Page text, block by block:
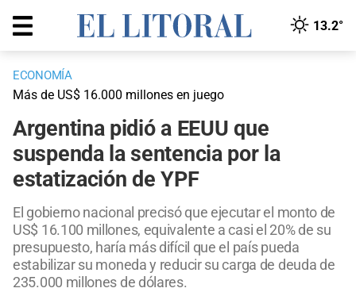
13.2°
ECONOMÍA
Más de US$ 16.000 millones en juego
Argentina pidió a EEUU que
suspenda la sentencia por la
estatización de YPF
El gobierno nacional precisó que ejecutar el monto de
US$ 16.100 millones, equivalente a casi el 20% de su
presupuesto, haría más difícil que el país pueda
estabilizar su moneda y reducir su carga de deuda de
235.000 millones de dólares.